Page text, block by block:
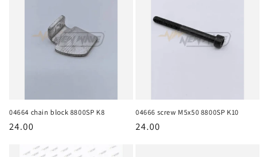
04664 chain block 8800SP K8
ราคา
24.00
04666 screw M5x50 8800SP K10
ราคา
24.00